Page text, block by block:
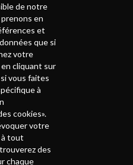
de notre
en
et
que si
votre
cliquant sur
vous faites
à
cookies».
votre
tout
des
chaque